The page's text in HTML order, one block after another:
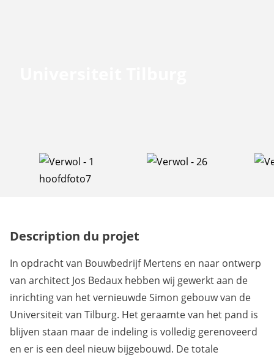
Description du projet
In opdracht van Bouwbedrijf Mertens en naar ontwerp
van architect Jos Bedaux hebben wij gewerkt aan de
inrichting van het vernieuwde Simon gebouw van de
Universiteit van Tilburg. Het geraamte van het pand is
blijven staan maar de indeling is volledig gerenoveerd
en er is een deel nieuw bijgebouwd. De totale